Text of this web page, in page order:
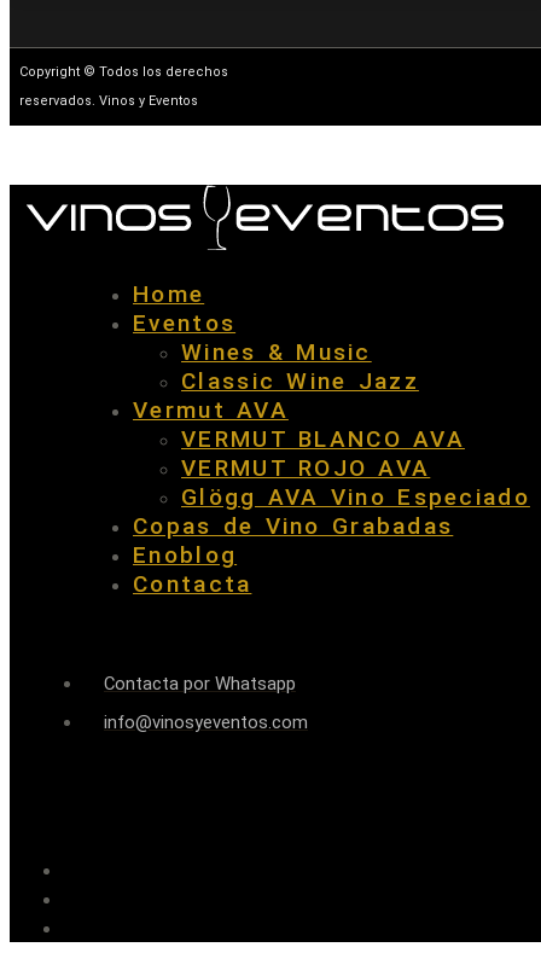
Copyright © Todos los derechos
reservados. Vinos y Eventos
Home
Eventos
Wines & Music
Classic Wine Jazz
Vermut AVA
VERMUT BLANCO AVA
VERMUT ROJO AVA
Glögg AVA Vino Especiado
Copas de Vino Grabadas
Enoblog
Contacta
Contacta por Whatsapp
info@vinosyeventos.com